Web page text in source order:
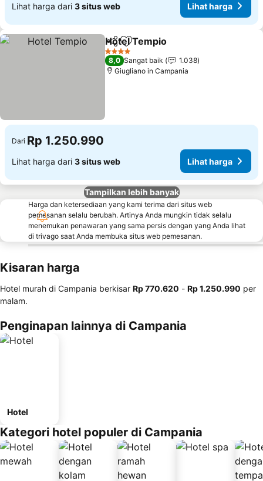
Lihat harga dari 3 situs web Lihat harga
BagikanTambahkan ke favorit
Hotel Tempio
4 Bintang
8,0 Sangat baik
1.038
Giugliano in Campania
Dari Rp 1.250.990
Lihat harga dari 3 situs web Lihat harga
Tampilkan lebih banyak
Harga dan ketersediaan yang kami terima dari situs web
pemesanan selalu berubah. Artinya Anda mungkin tidak selalu
menemukan penawaran yang sama persis dengan yang Anda lihat
di trivago saat Anda membuka situs web pemesanan.
Kisaran harga
Hotel murah di Campania berkisar ‎Rp 770.620 - ‎Rp 1.250.990 per
malam.
Penginapan lainnya di Campania
Hotel
Kategori hotel populer di Campania